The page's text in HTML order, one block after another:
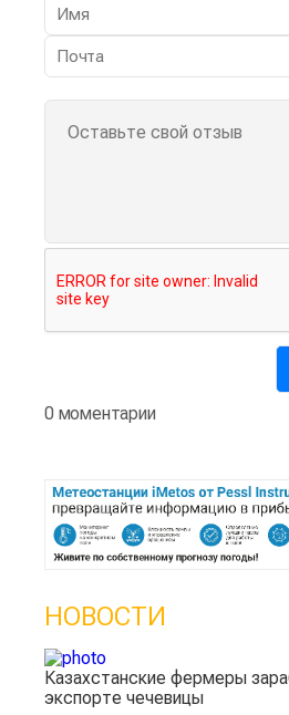
0 моментарии
НОВОСТИ
Казахстанские фермеры
экспорте чечевицы